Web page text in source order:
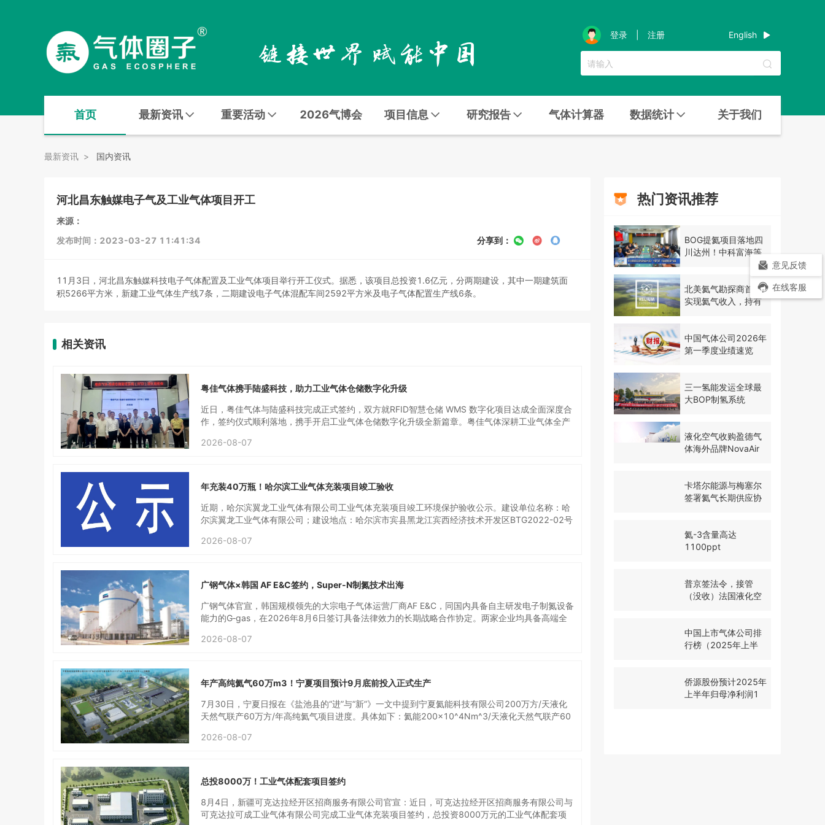
登录 注册 English
首页 最新资讯 重要活动 2026气博会 项目信息 研究报告 气体计算器 数据统计 关于我们
最新资讯 > 国内资讯
河北昌东触媒电子气及工业气体项目开工
来源：
发布时间：2023-03-27 11:41:34
分享到：
11月3日，河北昌东触媒科技电子气体配置及工业气体项目举行开工仪式。据悉，该项目总投资1.6亿元，分两期建设，其中一期建筑面
积5266平方米，新建工业气体生产线7条，二期建设电子气体混配车间2592平方米及电子气体配置生产线6条。
相关资讯
粤佳气体携手陆盛科技，助力工业气体仓储数字化升级
近日，粤佳气体与陆盛科技完成正式签约，双方就RFID智慧仓储 WMS 数字化项目达成全面深度合
作，签约仪式顺利落地，携手开启工业气体仓储数字化升级全新篇章。粤佳气体深耕工业气体全产
适配气体行业钢瓶资产管理场景。双方在数字化转型、资产精细化管控、安全高效运营上理念一
合、交付标准达成统一共识，为后续项目实施筑牢根基。本次成功签约的 RFID 智慧 WMS 项目，
慧仓储平台，解决气体行业从钢瓶的扭转，拉动气体行业从排产-生产罐装-生产入库-客户端管控-
钢瓶追溯等全供应链打通·落地钢瓶 “一瓶一码” RFID 全生命周期管控·移动端全场景数字化作业配套
2026-08-07
年充装40万瓶！哈尔滨工业气体充装项目竣工验收
近期，哈尔滨翼龙工业气体有限公司工业气体充装项目竣工环境保护验收公示。建设单位名称：哈
尔滨翼龙工业气体有限公司；建设地点：哈尔滨市宾县黑龙江宾西经济技术开发区BTG2022-02号
容：本项目为工业气体充装项目，采用40L钢瓶充装，年充装氧气15万瓶、氩气4.5万瓶、二氧化
行，2026年7月进行竣工环保验收。
2026-08-07
广钢气体×韩国 AF E&C签约，Super-N制氮技术出海
广钢气体官宣，韩国规模领先的大宗电子气体运营厂商AF E&C，同国内具备自主研发电子制氮设备
能力的G‑gas，在2026年8月6日签订具备法律效力的长期战略合作协定。两家企业均具备高端全
中AF E&C主要开拓韩国本地市场，G‑gas则聚焦国内市场发展。由G‑gas自主研发的“Super‑N”超
r‑N”成套方案。此次合作充分融合AF E&C积淀的韩国客户渠道与本地化运维实践经验，叠加G‑gas
以及产品品质层面的严苛标准。双方将实现技术与商务团队的联动协作，推动定制化“Super‑N”方
案在韩国半导体行业实现快速落地与规模化供货。两家公司均可提供高端全流程大宗电子气体工程
自研的“Super-N”超高纯制氮设备已在中国半导体制造领域实现成熟商业化应用。依托双方优势互
2026-08-07
年产高纯氦气60万m3！宁夏项目预计9月底前投入正式生产
7月30日，宁夏日报在《盐池县的“进”与“新”》一文中提到宁夏氦能科技有限公司200万方/天液化
天然气联产60万方/年高纯氦气项目进度。具体如下：氦能200×10^4Nm^3/天液化天然气联产60
完成，进入单机调试阶段，目前正在试生产，预计9月底前投入正式生产。“这个项目采用中国科学
负责人李霖说。公开资料显示，200万方/天液化天然气联产60万方/年高纯氦气项目总投资5.2亿
该项目主要包括原料气压缩计量系统、脱碳系统、脱水系统等工艺装置及辅助工程和公用工程。
2026-08-07
总投8000万！工业气体配套项目签约
8月4日，新疆可克达拉经开区招商服务有限公司官宣：近日，可克达拉经开区招商服务有限公司与
可克达拉可成工业气体有限公司完成工业气体充装项目签约，总投资8000万元的工业气体配套项
热门资讯推荐
BOG提氦项目落地四
川达州！中科富海等
北美氦气勘探商首次
实现氦气收入，持有
中国气体公司2026年
第一季度业绩速览
三一氢能发运全球最
大BOP制氢系统
液化空气收购盈德气
体海外品牌NovaAir
卡塔尔能源与梅塞尔
签署氦气长期供应协
氦-3含量高达
1100ppt
普京签法令，接管
（没收）法国液化空
中国上市气体公司排
行榜（2025年上半
侨源股份预计2025年
上半年归母净利润1
意见反馈
在线客服